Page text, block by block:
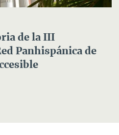
de la III
Panhispánica de